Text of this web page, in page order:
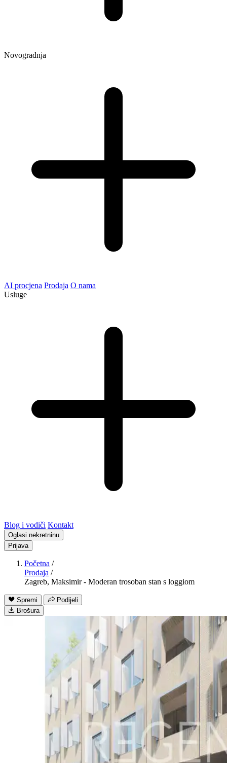
Novogradnja
AI procjena Prodaja O nama
Usluge
Blog i vodiči Kontakt
Oglasi nekretninu
Prijava
Početna /
Prodaja /
Zagreb, Maksimir - Moderan trosoban stan s loggiom
Spremi
Podijeli
Brošura